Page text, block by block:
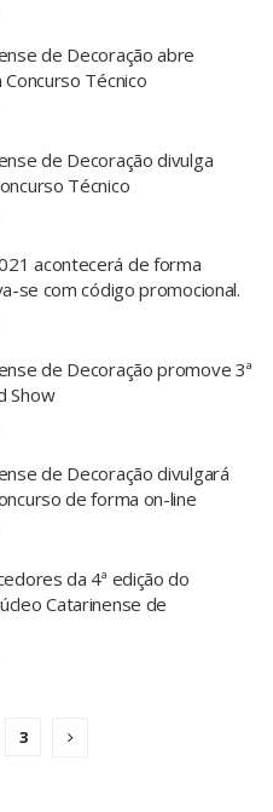
de Decoração abre
Técnico
de Decoração divulga
Técnico
acontecerá de forma
se com código promocional.
de Decoração promove 3ª
Show
de Decoração divulgará
de forma on-line
da 4ª edição do
Catarinense de
3